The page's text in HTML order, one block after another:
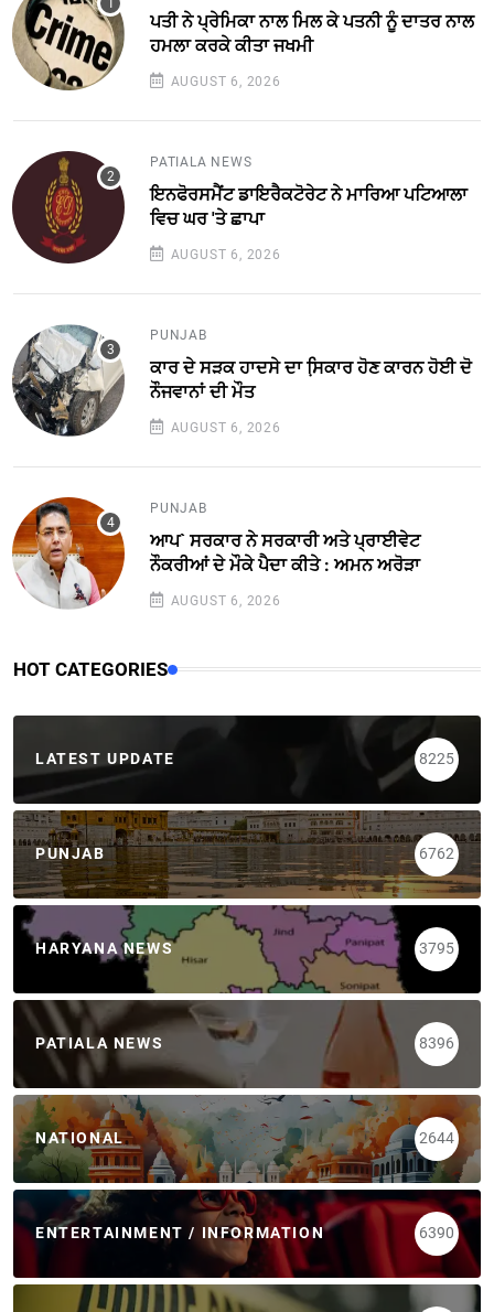
ਪਤੀ ਨੇ ਪ੍ਰੇਮਿਕਾ ਨਾਲ ਮਿਲ ਕੇ ਪਤਨੀ ਨੂੰ ਦਾਤਰ ਨਾਲ
ਹਮਲਾ ਕਰਕੇ ਕੀਤਾ ਜਖਮੀ
AUGUST 6, 2026
PATIALA NEWS
ਇਨਫੋਰਸਮੈਂਟ ਡਾਇਰੈਕਟੋਰੇਟ ਨੇ ਮਾਰਿਆ ਪਟਿਆਲਾ
ਵਿਚ ਘਰ 'ਤੇ ਛਾਪਾ
AUGUST 6, 2026
PUNJAB
ਕਾਰ ਦੇ ਸੜਕ ਹਾਦਸੇ ਦਾ ਸਿ਼ਕਾਰ ਹੋਣ ਕਾਰਨ ਹੋਈ ਦੋ
ਨੌਜਵਾਨਾਂ ਦੀ ਮੌਤ
AUGUST 6, 2026
PUNJAB
ਆਪ` ਸਰਕਾਰ ਨੇ ਸਰਕਾਰੀ ਅਤੇ ਪ੍ਰਾਈਵੇਟ
ਨੌਕਰੀਆਂ ਦੇ ਮੌਕੇ ਪੈਦਾ ਕੀਤੇ : ਅਮਨ ਅਰੋੜਾ
AUGUST 6, 2026
HOT CATEGORIES
LATEST UPDATE 8225
PUNJAB 6762
HARYANA NEWS 3795
PATIALA NEWS 8396
NATIONAL 2644
ENTERTAINMENT / INFORMATION 6390